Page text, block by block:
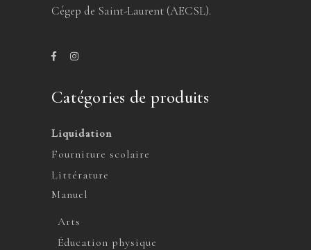
Cégep de Saint-Laurent (AECSL).
Catégories de produits
Liquidation
Fourniture scolaire
Littérature
Manuel
Arts
Éducation physique